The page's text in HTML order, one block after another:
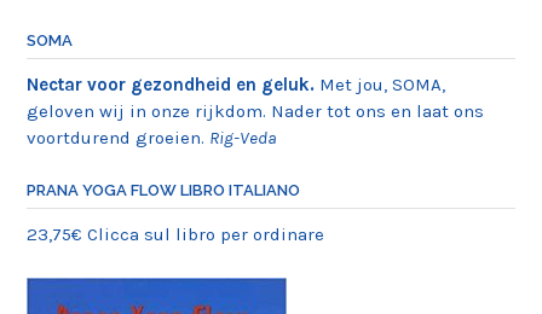
SOMA
Nectar voor gezondheid en geluk. Met jou, SOMA,
geloven wij in onze rijkdom. Nader tot ons en laat ons
voortdurend groeien. Rig-Veda
PRANA YOGA FLOW LIBRO ITALIANO
23,75€ Clicca sul libro per ordinare